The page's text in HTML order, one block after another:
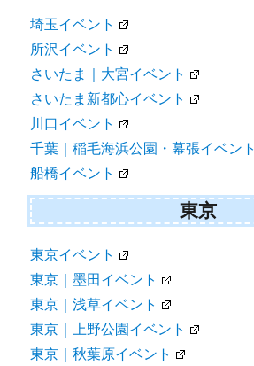
埼玉イベント
所沢イベント
さいたま｜大宮イベント
さいたま新都心イベント
川口イベント
千葉｜稲毛海浜公園・幕張イベント
船橋イベント
東京
東京イベント
東京｜墨田イベント
東京｜浅草イベント
東京｜上野公園イベント
東京｜秋葉原イベント